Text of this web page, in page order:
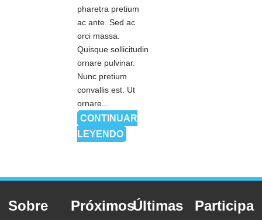
pharetra pretium
ac ante. Sed ac
orci massa.
Quisque sollicitudin
ornare pulvinar.
Nunc pretium
convallis est. Ut
ornare...
CONTINUAR
LEYENDO
Sobre
PróximosÚltimas
Participa